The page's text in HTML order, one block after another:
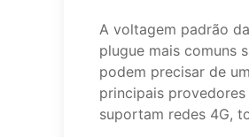
A voltagem padrão
plugue mais comuns
podem precisar de
principais
suportam redes 4G,